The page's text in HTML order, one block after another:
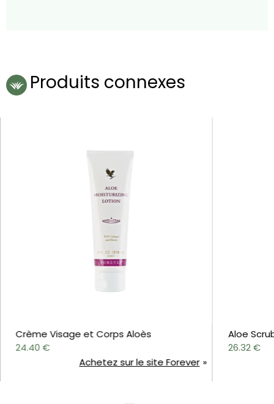
Produits connexes
Crème Visage et Corps Aloès
24.40€
Achetez sur le site Forever
Aloe
26.32€